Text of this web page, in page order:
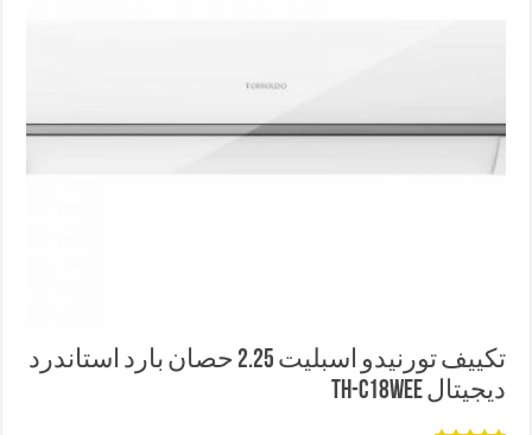
تكييف تورنيدو اسبليت 2.25 حصان بارد استاندرد
ديجيتال TH-C18WEE